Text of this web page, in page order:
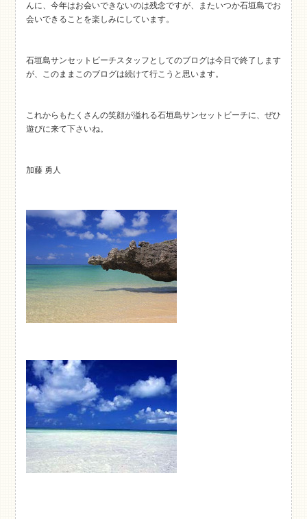
んに、今年はお会いできないのは残念ですが、またいつか石垣島でお
会いできることを楽しみにしています。
石垣島サンセットビーチスタッフとしてのブログは今日で終了します
が、このままこのブログは続けて行こうと思います。
これからもたくさんの笑顔が溢れる石垣島サンセットビーチに、ぜひ
遊びに来て下さいね。
加藤 勇人